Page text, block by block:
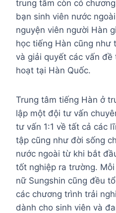
trung tâm còn có
bạn sinh viên nước
nguyện viên người Hàn
học tiếng Hàn cũng như
và giải quyết các vấn đề
hoạt tại Hàn Quốc.
Trung tâm tiếng Hàn ở
lập một đội tư vấn
tư vấn 1:1 về tất cả các
tập cũng như đời sống
nước ngoài từ khi bắt
tốt nghiệp ra trường.
nữ Sungshin cũng đều
các chương trình trải
dành cho sinh viên và